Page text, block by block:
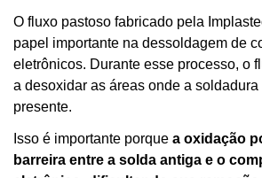
O fluxo pastoso fabricado pela
papel importante na dessoldagem de
eletrônicos. Durante esse processo, o
a desoxidar as áreas onde a
presente.
Isso é importante porque a oxidação
barreira entre a solda antiga e o